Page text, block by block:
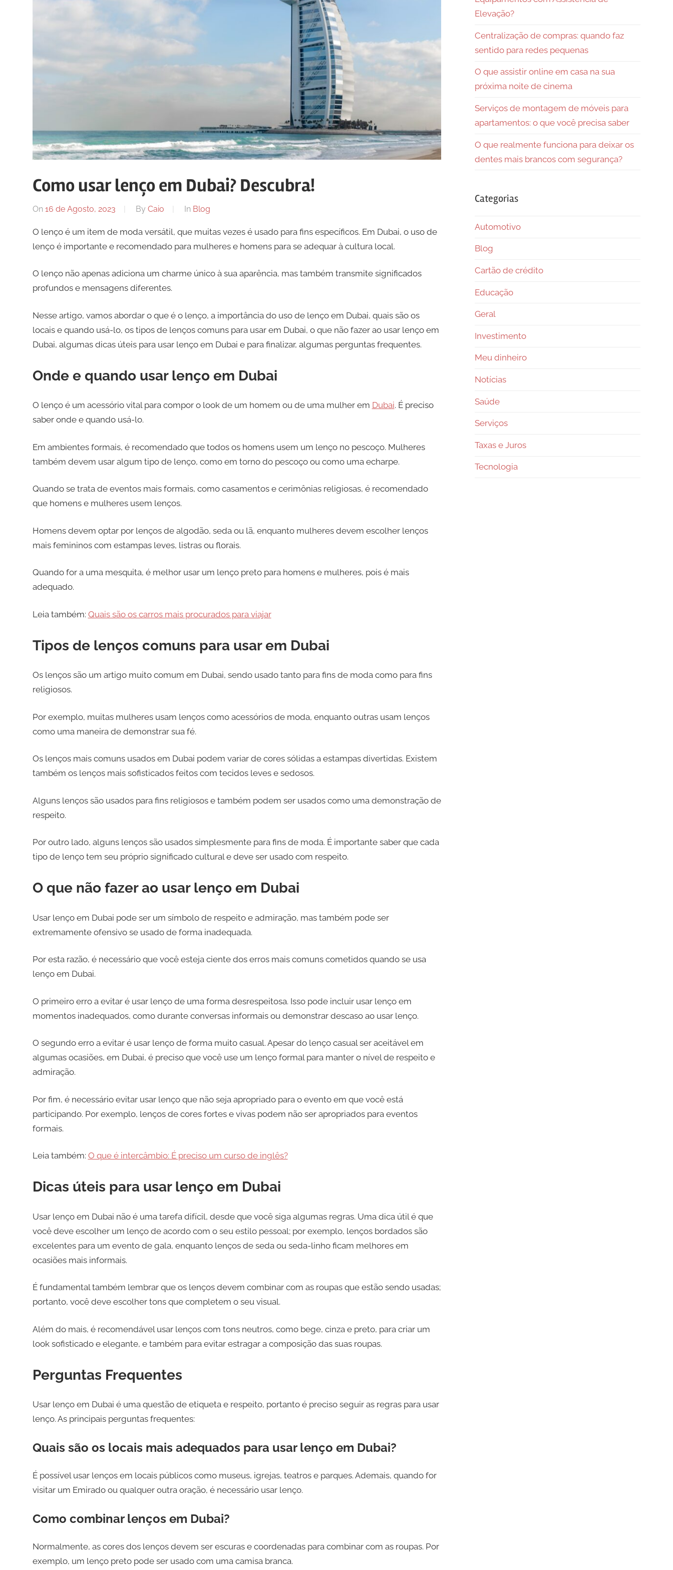
Como usar lenço em Dubai? Descubra!
On 16 de Agosto, 2023 By Caio In Blog
O lenço é um item de moda versátil, que muitas vezes é usado para fins específicos. Em Dubai, o uso de
lenço é importante e recomendado para mulheres e homens para se adequar à cultura local.
O lenço não apenas adiciona um charme único à sua aparência, mas também transmite significados
profundos e mensagens diferentes.
Nesse artigo, vamos abordar o que é o lenço, a importância do uso de lenço em Dubai, quais são os
locais e quando usá-lo, os tipos de lenços comuns para usar em Dubai, o que não fazer ao usar lenço em
Dubai, algumas dicas úteis para usar lenço em Dubai e para finalizar, algumas perguntas frequentes.
Onde e quando usar lenço em Dubai
O lenço é um acessório vital para compor o look de um homem ou de uma mulher em Dubai. É preciso
saber onde e quando usá-lo.
Em ambientes formais, é recomendado que todos os homens usem um lenço no pescoço. Mulheres
também devem usar algum tipo de lenço, como em torno do pescoço ou como uma echarpe.
Quando se trata de eventos mais formais, como casamentos e cerimônias religiosas, é recomendado
que homens e mulheres usem lenços.
Homens devem optar por lenços de algodão, seda ou lã, enquanto mulheres devem escolher lenços
mais femininos com estampas leves, listras ou florais.
Quando for a uma mesquita, é melhor usar um lenço preto para homens e mulheres, pois é mais
adequado.
Leia também: Quais são os carros mais procurados para viajar
Tipos de lenços comuns para usar em Dubai
Os lenços são um artigo muito comum em Dubai, sendo usado tanto para fins de moda como para fins
religiosos.
Por exemplo, muitas mulheres usam lenços como acessórios de moda, enquanto outras usam lenços
como uma maneira de demonstrar sua fé.
Os lenços mais comuns usados em Dubai podem variar de cores sólidas a estampas divertidas. Existem
também os lenços mais sofisticados feitos com tecidos leves e sedosos.
Alguns lenços são usados para fins religiosos e também podem ser usados como uma demonstração de
respeito.
Por outro lado, alguns lenços são usados simplesmente para fins de moda. É importante saber que cada
tipo de lenço tem seu próprio significado cultural e deve ser usado com respeito.
O que não fazer ao usar lenço em Dubai
Usar lenço em Dubai pode ser um símbolo de respeito e admiração, mas também pode ser
extremamente ofensivo se usado de forma inadequada.
Por esta razão, é necessário que você esteja ciente dos erros mais comuns cometidos quando se usa
lenço em Dubai.
O primeiro erro a evitar é usar lenço de uma forma desrespeitosa. Isso pode incluir usar lenço em
momentos inadequados, como durante conversas informais ou demonstrar descaso ao usar lenço.
O segundo erro a evitar é usar lenço de forma muito casual. Apesar do lenço casual ser aceitável ​​em
algumas ocasiões, em Dubai, é preciso que você use um lenço formal para manter o nível de respeito e
admiração.
Por fim, é necessário evitar usar lenço que não seja apropriado para o evento em que você está
participando. Por exemplo, lenços de cores fortes e vivas podem não ser apropriados para eventos
formais.
Leia também: O que é intercâmbio: É preciso um curso de inglês?
Dicas úteis para usar lenço em Dubai
Usar lenço em Dubai não é uma tarefa difícil, desde que você siga algumas regras. Uma dica útil é que
você deve escolher um lenço de acordo com o seu estilo pessoal; por exemplo, lenços bordados são
excelentes para um evento de gala, enquanto lenços de seda ou seda-linho ficam melhores em
ocasiões mais informais.
É fundamental também lembrar que os lenços devem combinar com as roupas que estão sendo usadas;
portanto, você deve escolher tons que completem o seu visual.
Além do mais, é recomendável usar lenços com tons neutros, como bege, cinza e preto, para criar um
look sofisticado e elegante, e também para evitar estragar a composição das suas roupas.
Perguntas Frequentes
Usar lenço em Dubai é uma questão de etiqueta e respeito, portanto é preciso seguir as regras para usar
lenço. As principais perguntas frequentes:
Quais são os locais mais adequados para usar lenço em Dubai?
É possível usar lenços em locais públicos como museus, igrejas, teatros e parques. Ademais, quando for
visitar um Emirado ou qualquer outra oração, é necessário usar lenço.
Como combinar lenços em Dubai?
Normalmente, as cores dos lenços devem ser escuras e coordenadas para combinar com as roupas. Por
exemplo, um lenço preto pode ser usado com uma camisa branca.
Elevação?
Centralização de compras: quando faz
sentido para redes pequenas
O que assistir online em casa na sua
próxima noite de cinema
Serviços de montagem de móveis para
apartamentos: o que você precisa saber
O que realmente funciona para deixar os
dentes mais brancos com segurança?
Categorias
Automotivo
Blog
Cartão de crédito
Educação
Geral
Investimento
Meu dinheiro
Notícias
Saúde
Serviços
Taxas e Juros
Tecnologia